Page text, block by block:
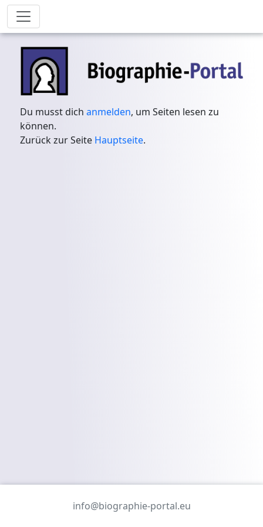
Du musst dichanmelden, um Seiten lesen zu
können.
Zurück zur Seite Hauptseite.
info@biographie-portal.eu